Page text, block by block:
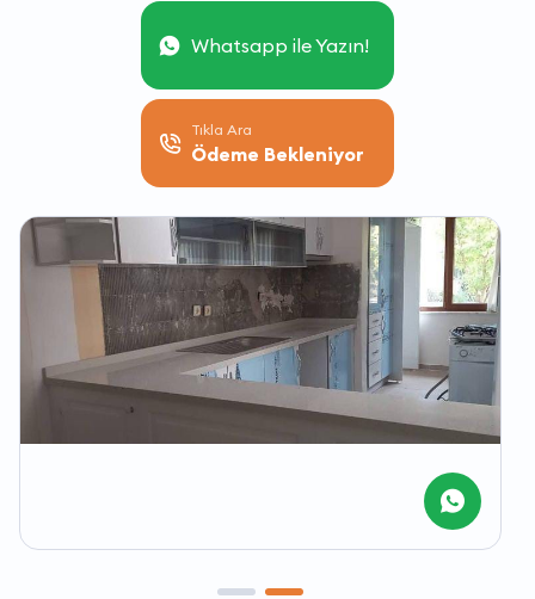
Whatsapp ile Yazın!
Tıkla Ara
Ödeme Bekleniyor